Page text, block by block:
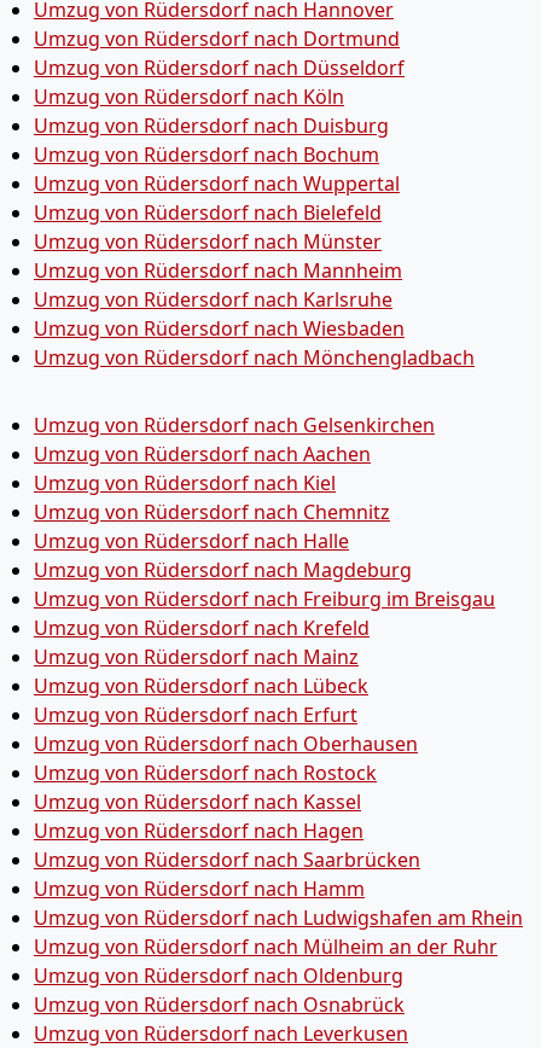
Umzug von Rüdersdorf nach Hannover
Umzug von Rüdersdorf nach Dortmund
Umzug von Rüdersdorf nach Düsseldorf
Umzug von Rüdersdorf nach Köln
Umzug von Rüdersdorf nach Duisburg
Umzug von Rüdersdorf nach Bochum
Umzug von Rüdersdorf nach Wuppertal
Umzug von Rüdersdorf nach Bielefeld
Umzug von Rüdersdorf nach Münster
Umzug von Rüdersdorf nach Mannheim
Umzug von Rüdersdorf nach Karlsruhe
Umzug von Rüdersdorf nach Wiesbaden
Umzug von Rüdersdorf nach Mönchen­gladbach
Umzug von Rüdersdorf nach Gelsenkirchen
Umzug von Rüdersdorf nach Aachen
Umzug von Rüdersdorf nach Kiel
Umzug von Rüdersdorf nach Chemnitz
Umzug von Rüdersdorf nach Halle
Umzug von Rüdersdorf nach Magdeburg
Umzug von Rüdersdorf nach Freiburg im Breisgau
Umzug von Rüdersdorf nach Krefeld
Umzug von Rüdersdorf nach Mainz
Umzug von Rüdersdorf nach Lübeck
Umzug von Rüdersdorf nach Erfurt
Umzug von Rüdersdorf nach Oberhausen
Umzug von Rüdersdorf nach Rostock
Umzug von Rüdersdorf nach Kassel
Umzug von Rüdersdorf nach Hagen
Umzug von Rüdersdorf nach Saarbrücken
Umzug von Rüdersdorf nach Hamm
Umzug von Rüdersdorf nach Ludwigshafen am Rhein
Umzug von Rüdersdorf nach Mülheim an der Ruhr
Umzug von Rüdersdorf nach Oldenburg
Umzug von Rüdersdorf nach Osnabrück
Umzug von Rüdersdorf nach Leverkusen